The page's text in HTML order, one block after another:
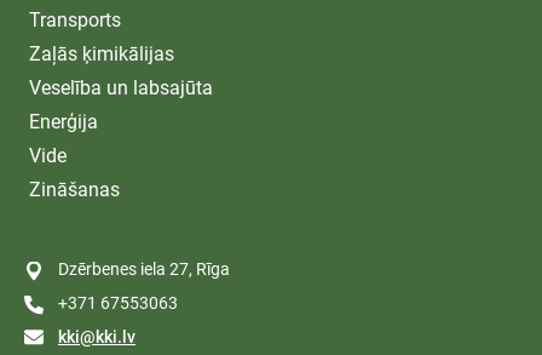
Transports
Zaļās ķimikālijas
Veselība un labsajūta
Enerģija
Vide
Zināšanas
Dzērbenes iela 27, Rīga
+371 67553063
kki@kki.lv